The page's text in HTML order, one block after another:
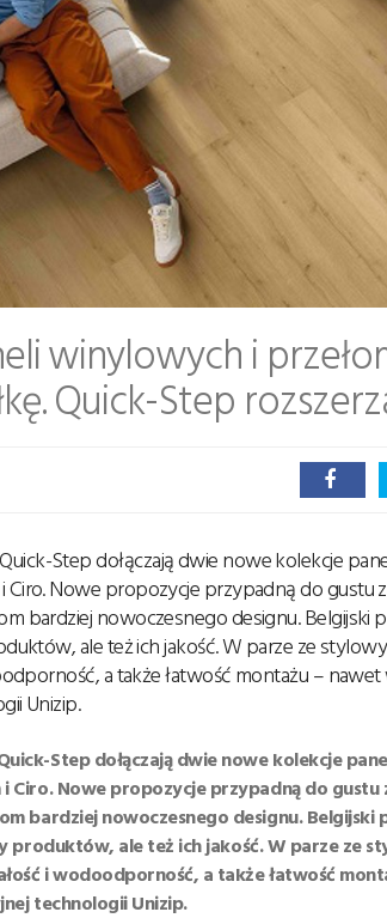
winylowych i
Quick-Step
Step dołączają dwie nowe kolekcje
Nowe propozycje przypadną do gustu
bardziej nowoczesnego designu. Belgijski
ale też ich jakość. W parze ze
a także łatwość montażu –
Unizip.
Step dołączają dwie nowe kolekcje
Ciro. Nowe propozycje przypadną do gustu
bardziej nowoczesnego designu.
produktów, ale też ich jakość. W parze ze
i wodoodporność, a także łatwość
technologii Unizip.